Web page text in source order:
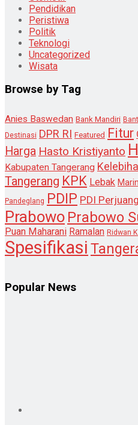
Pendidikan
Peristiwa
Politik
Teknologi
Uncategorized
Wisata
Browse by Tag
Anies Baswedan Bank Mandiri
Destinasi DPR RI Featured Fitur
Harga Hasto Kristiyanto
Kabupaten Tangerang
Tangerang KPK Lebak
Pandeglang PDIP PDI
Prabowo Prabowo
Puan Maharani Ramalan Ridwan
Spesifikasi
Popular News